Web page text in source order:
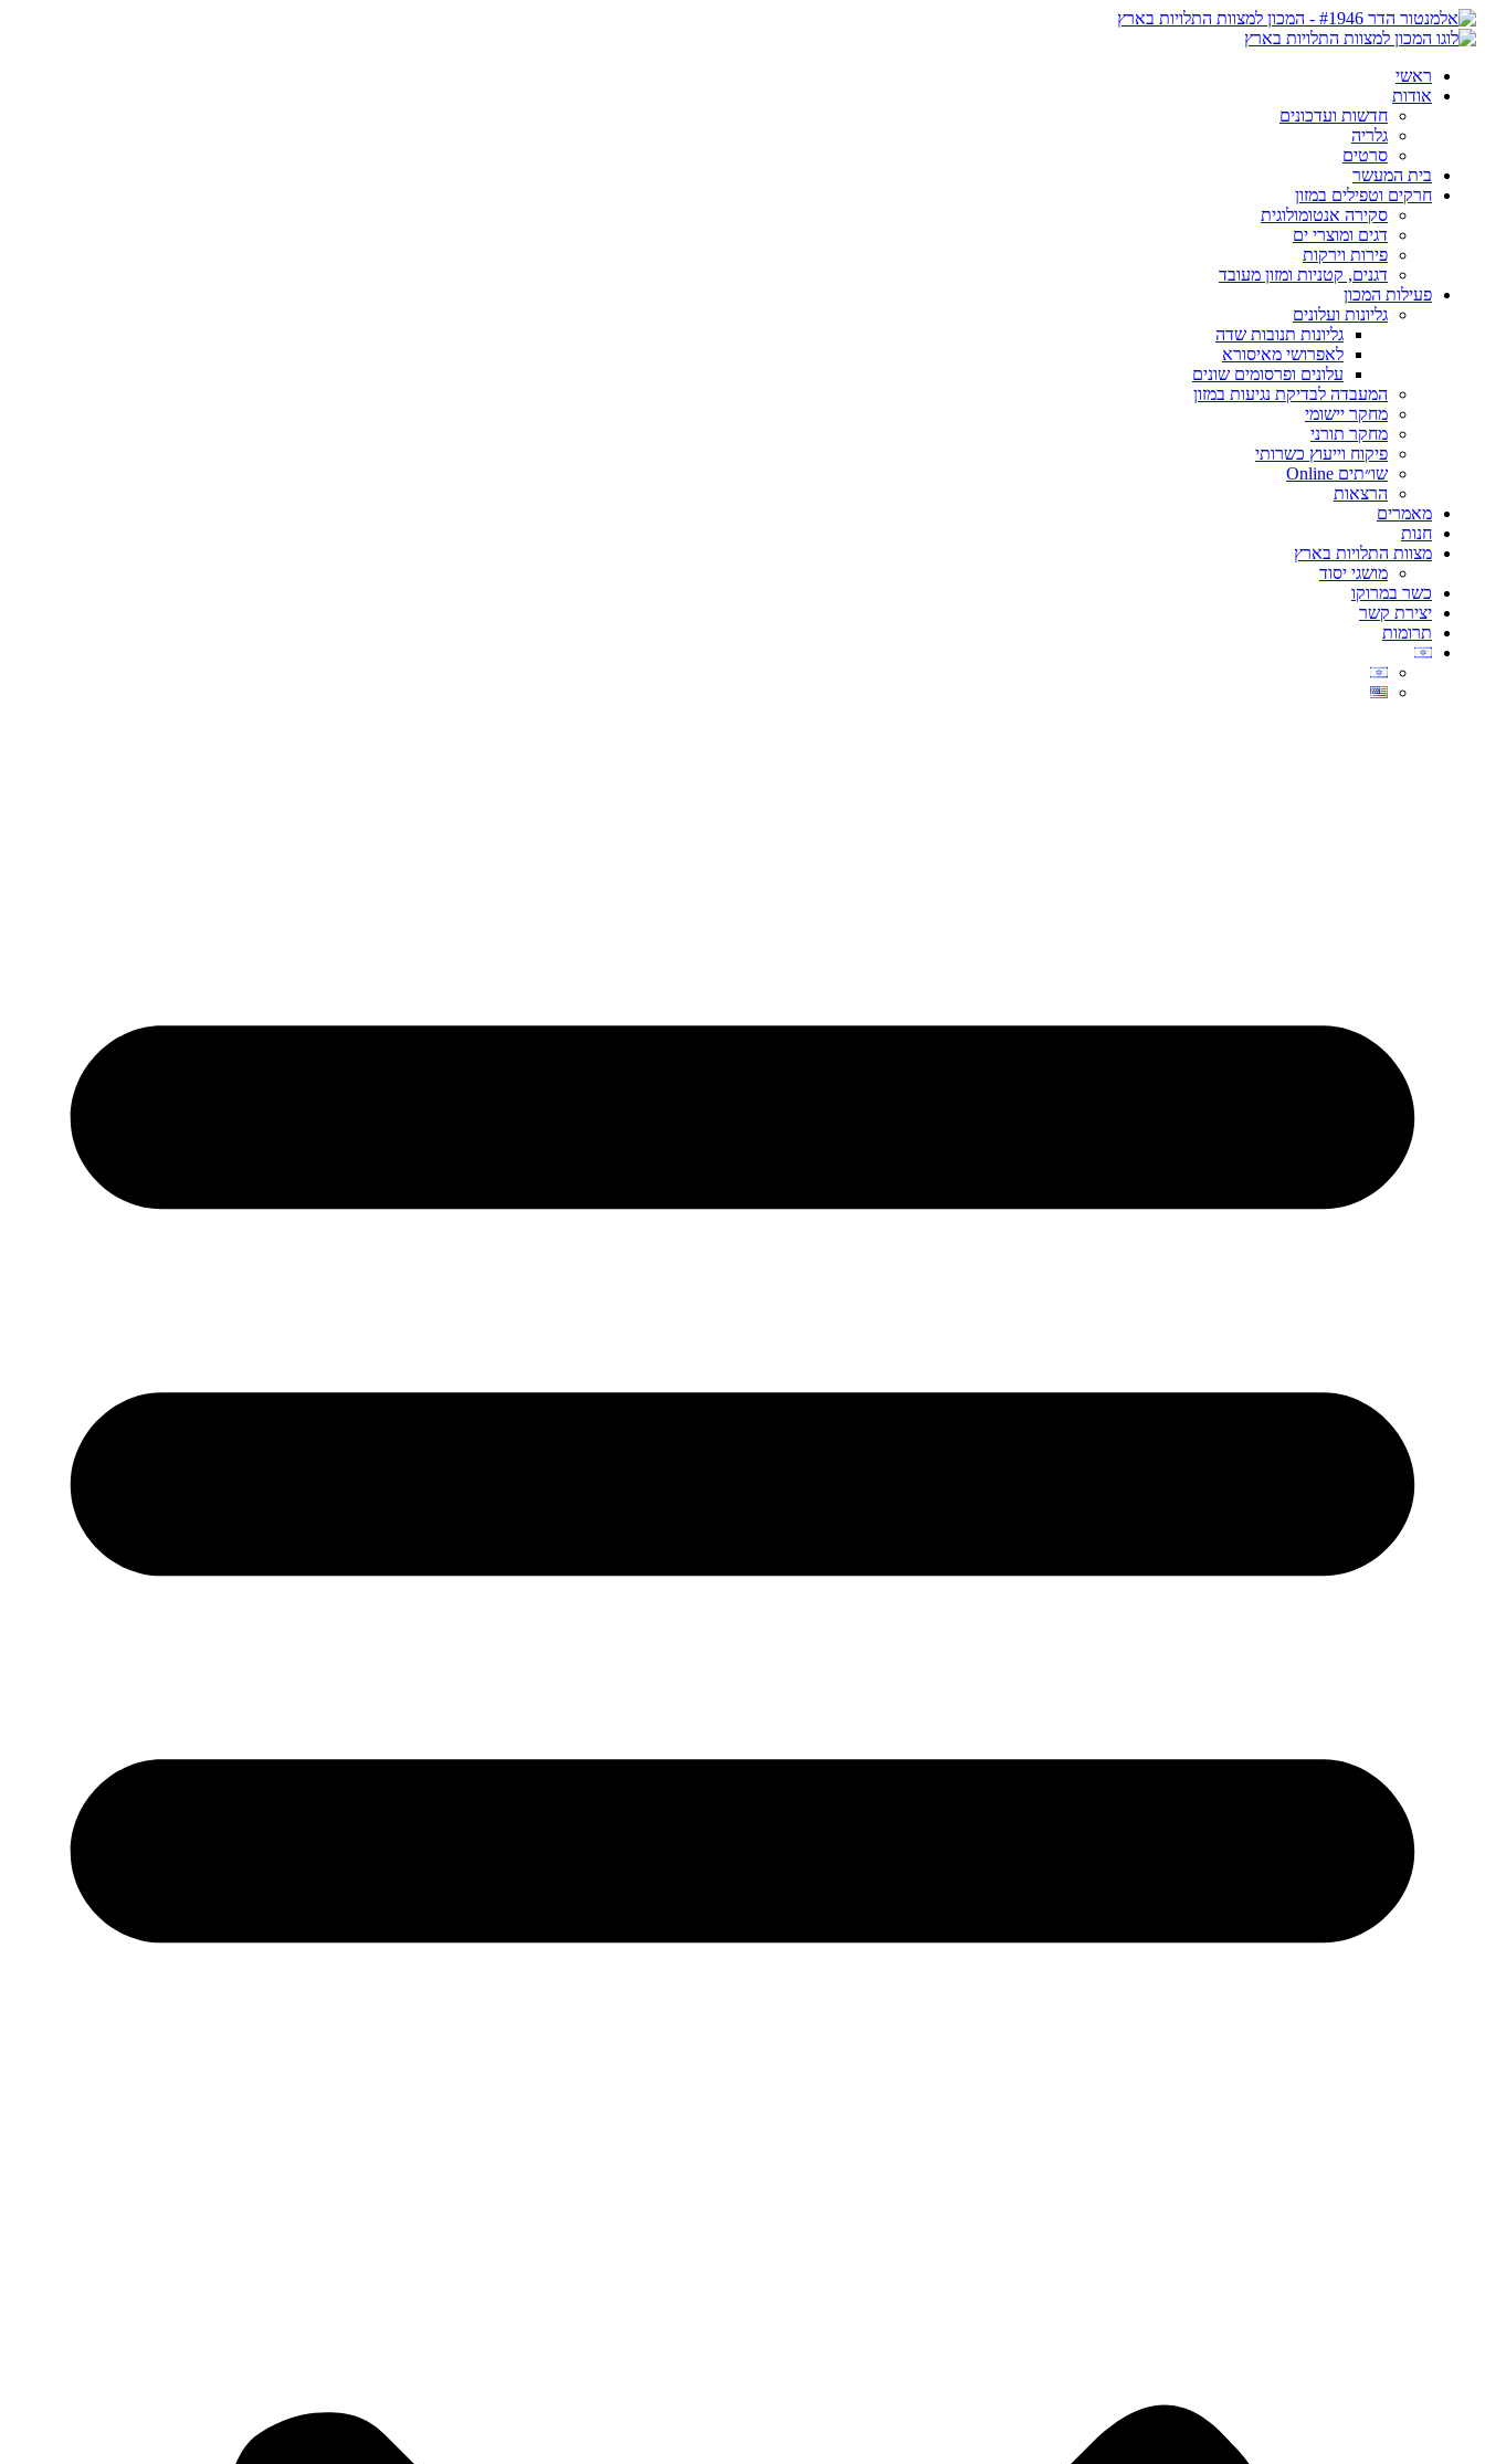
ראשי
אודות
חדשות ועדכונים
גלריה
סרטים
בית המעשר
חרקים וטפילים במזון
סקירה אנטומולוגית
דגים ומוצרי ים
פירות וירקות
דגנים, קטניות ומזון מעובד
פעילות המכון
גליונות ועלונים
גליונות תנובות שדה
לאפרושי מאיסורא
עלונים ופרסומים שונים
המעבדה לבדיקת נגיעות במזון
מחקר יישומי
מחקר תורני
פיקוח וייעוץ כשרותי
שו״תים Online
הרצאות
מאמרים
חנות
מצוות התלויות בארץ
מושגי יסוד
כשר במרוקו
יצירת קשר
תרומות